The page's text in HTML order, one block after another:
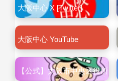
大阪中心 X [Twitter]
大阪中心 YouTube
【公式】大阪市中央区役所